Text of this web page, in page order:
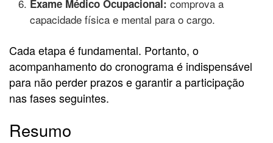
Exame Médico Ocupacional: comprova a
capacidade física e mental para o cargo.
Cada etapa é fundamental. Portanto, o
acompanhamento do cronograma é indispensável
para não perder prazos e garantir a participação
nas fases seguintes.
Resumo